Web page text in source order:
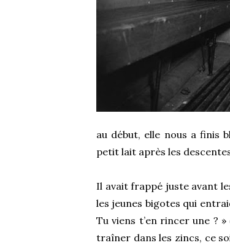
au début, elle nous a finis
petit lait après les
Il avait frappé juste avant
les jeunes bigotes qui
Tu viens t’en rincer une ?
traîner dans les zincs, ce